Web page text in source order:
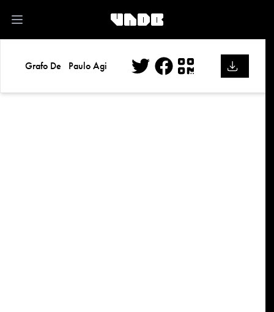
Open main menu
Grafo De Paulo Agi
Facebook